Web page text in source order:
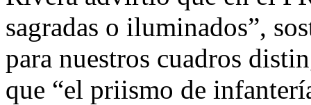
sagradas o iluminados”,
para nuestros cuadros
que “el priismo de